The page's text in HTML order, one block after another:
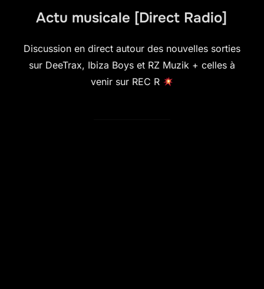
Actu musicale [Direct Radio]
Discussion en direct autour des nouvelles sorties
sur DeeTrax, Ibiza Boys et RZ Muzik + celles à
venir sur REC R